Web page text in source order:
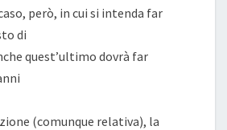
però, in cui si intenda far
di
quest’ultimo dovrà far
(comunque relativa), la